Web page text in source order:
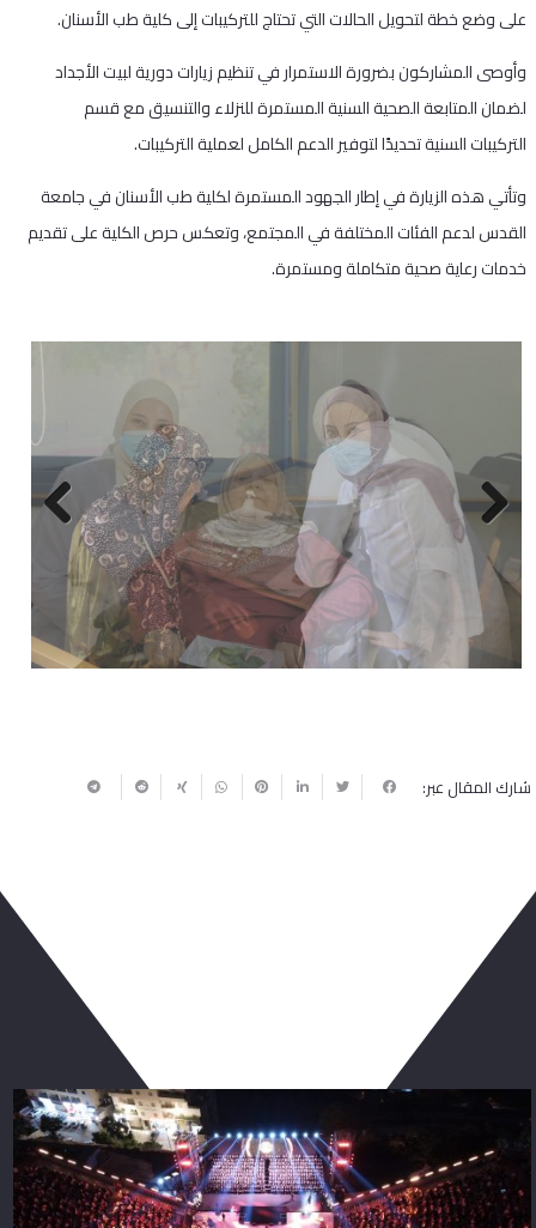
على وضع خطة لتحويل الحالات التي تحتاج للتركيبات إلى كلية طب الأسنان.
وأوصى المشاركون بضرورة الاستمرار في تنظيم زيارات دورية لبيت الأجداد
لضمان المتابعة الصحية السنية المستمرة للنزلاء والتنسيق مع قسم
التركيبات السنية تحديدًا لتوفير الدعم الكامل لعملية التركيبات.
وتأتي هذه الزيارة في إطار الجهود المستمرة لكلية طب الأسنان في جامعة
القدس لدعم الفئات المختلفة في المجتمع، وتعكس حرص الكلية على تقديم
خدمات رعاية صحية متكاملة ومستمرة.
Previous
Next
شارك المقال عبر: